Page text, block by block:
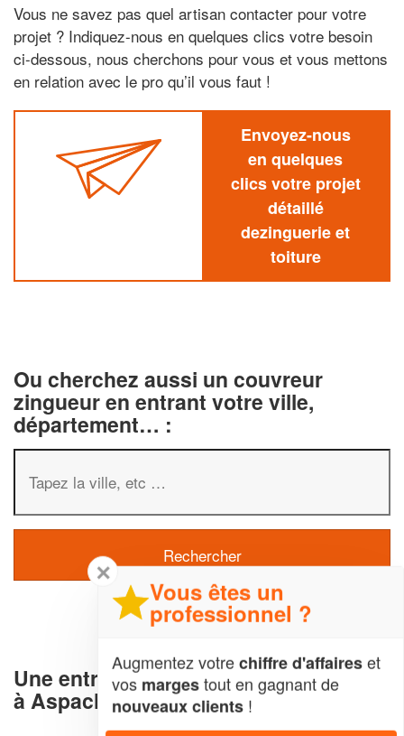
Vous ne savez pas quel artisan contacter pour votre
projet ? Indiquez-nous en quelques clics votre besoin
ci-dessous, nous cherchons pour vous et vous mettons
en relation avec le pro qu’il vous faut !
Envoyez-nous
en quelques
clics votre projet
détaillé
dezinguerie et
toiture
Ou cherchez aussi un couvreur
zingueur en entrant votre ville,
département… :
Une entreprise dezinguerie et toiture
à Aspach-le-Bas (68700)
✕
Vous êtes un
professionnel ?
Augmentez votrechiffre d'affaireset
vos margestout en gagnant de
nouveaux clients !